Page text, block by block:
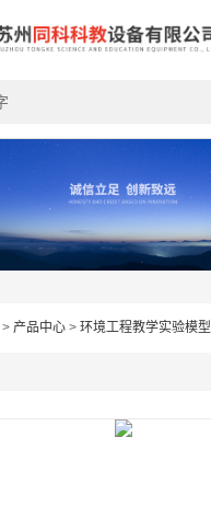
>产品中心 >环境工程教学实验模型